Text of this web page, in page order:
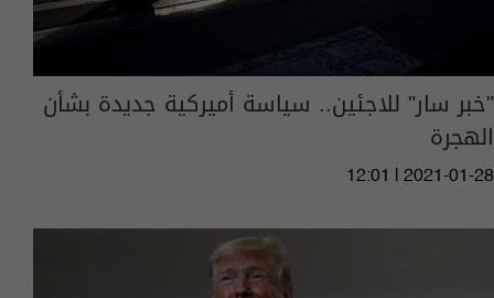
"خبر سار" للاجئين.. سياسة أميركية جديدة بشأن
الهجرة
12:01 | 2021-01-28